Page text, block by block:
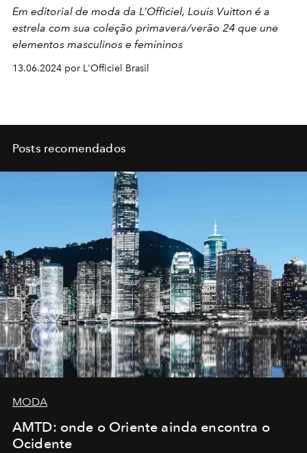
Em editorial de moda da L’Officiel, Louis Vuitton é a
estrela com sua coleção primavera/verão 24 que une
elementos masculinos e femininos
13.06.2024 por L'Officiel Brasil
Posts recomendados
MODA
AMTD: onde o Oriente ainda encontra o
Ocidente